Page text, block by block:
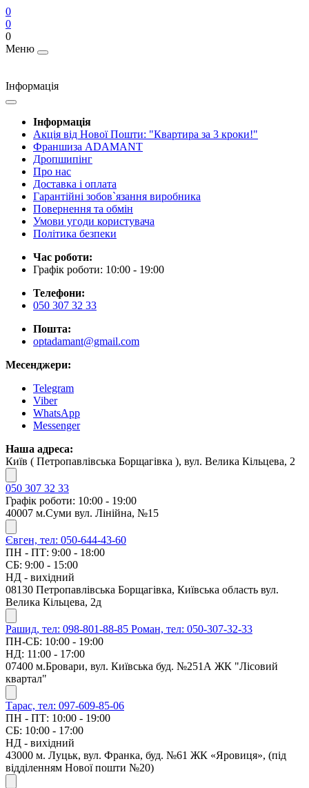
0
0
0
Меню
Інформація
Інформація
Акція від Нової Пошти: "Квартира за 3 кроки!"
Франшиза ADAMANT
Дропшипінг
Про нас
Доставка і оплата
Гарантійні зобов`язання виробника
Повернення та обмін
Умови угоди користувача
Політика безпеки
Час роботи:
Графік роботи: 10:00 - 19:00
Телефони:
050 307 32 33
Пошта:
optadamant@gmail.com
Месенджери:
Telegram
Viber
WhatsApp
Messenger
Наша адреса:
Київ ( Петропавлівська Борщагівка ), вул. Велика Кільцева, 2
050 307 32 33
Графік роботи: 10:00 - 19:00
40007 м.Суми вул. Лінійна, №15
Євген, тел: 050-644-43-60
ПН - ПТ: 9:00 - 18:00
СБ: 9:00 - 15:00
НД - вихідний
08130 Петропавлівська Борщагівка, Київська область вул.
Велика Кільцева, 2д
Рашид, тел: 098-801-88-85 Роман, тел: 050-307-32-33
ПН-СБ: 10:00 - 19:00
НД: 11:00 - 17:00
07400 м.Бровари, вул. Київська буд. №251А ЖК "Лісовий
квартал"
Тарас, тел: 097-609-85-06
ПН - ПТ: 10:00 - 19:00
СБ: 10:00 - 17:00
НД - вихідний
43000 м. Луцьк, вул. Франка, буд. №61 ЖК «Яровиця», (під
відділенням Нової пошти №20)